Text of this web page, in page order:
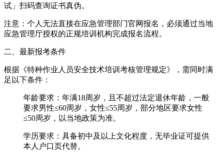
试」扫码查询证书真伪。
注意：个人无法直接在应急管理部门官网报名，必须通过当地
应急管理厅授权的正规培训机构完成报名流程。
二、最新报考条件
根据《特种作业人员安全技术培训考核管理规定》，需同时满
足以下条件：
‌年龄要求‌：年满‌18周岁‌，且不超过法定退休年龄，一般
要求男性≤60周岁，女性≤55周岁，部分地区要求女性
≤50周岁，以当地政策为准。
‌学历要求‌：具备‌初中及以上文化程度‌，无毕业证可提供
本人户口页代替。